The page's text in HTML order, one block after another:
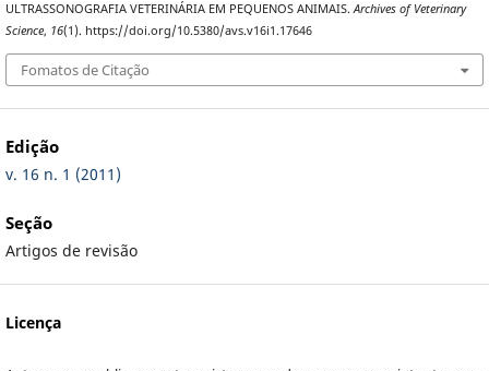
ULTRASSONOGRAFIA VETERINÁRIA EM PEQUENOS ANIMAIS.Archives of Veterinary
Science, 16(1). https://doi.org/10.5380/avs.v16i1.17646
Fomatos de Citação
Edição
v. 16 n. 1 (2011)
Seção
Artigos de revisão
Licença